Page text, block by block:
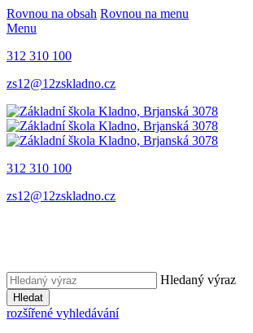
Rovnou na obsah Rovnou na menu
Menu
312 310 100
zs12@12zskladno.cz
312 310 100
zs12@12zskladno.cz
Hledaný výraz
Hledat
rozšířené vyhledávání